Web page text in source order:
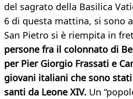
del sagrato della Basilica
6 di questa mattina, si sono
San Pietro si è riempita in
persone fra il colonnato di
per Pier Giorgio Frassati e
giovani italiani che sono
santi da Leone XIV. Un